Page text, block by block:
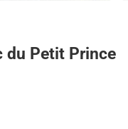
du Petit Prince